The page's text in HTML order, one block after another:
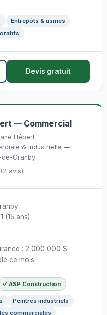
Entrepôts & usines
Devis gratuit
— Commercial
Hébert
& industrielle —
de-Granby
avis)
(15 ans)
: 2 000 000 $
ce mois
✓ ASP Construction
Peintres industriels
commerciales